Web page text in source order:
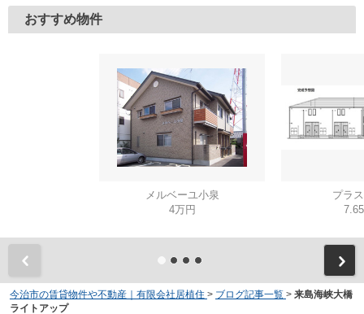
おすすめ物件
メルベーユ小泉
4万円
プラ
今治市の賃貸物件や不動産｜有限会社居植住 > ブログ記事一覧 > 来島海峡大橋
ライトアップ